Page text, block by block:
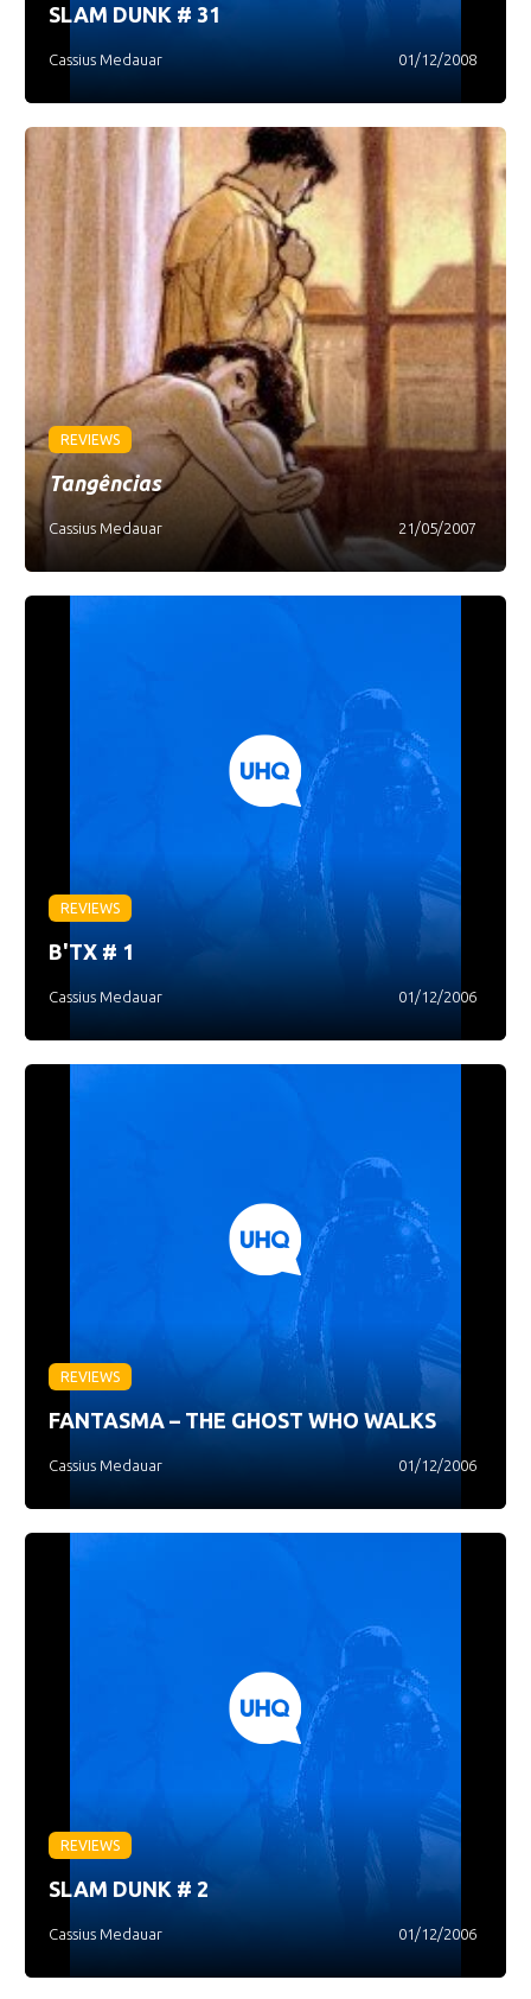
SLAM DUNK # 31
Cassius Medauar 01/12/2008
REVIEWS
Tangências
Cassius Medauar 21/05/2007
REVIEWS
B'TX # 1
Cassius Medauar 01/12/2006
REVIEWS
FANTASMA – THE GHOST WHO WALKS
Cassius Medauar 01/12/2006
REVIEWS
SLAM DUNK # 2
Cassius Medauar 01/12/2006